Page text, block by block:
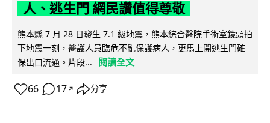
人、逃生門 網民讚值得尊敬
熊本縣 7 月 28 日發生 7.1 級地震，熊本綜合醫院手術室鏡頭拍
下地震一刻，醫護人員臨危不亂保護病人，更馬上開逃生門確
保出口流通。片段...
閱讀全文
66 17 ↗ 分享